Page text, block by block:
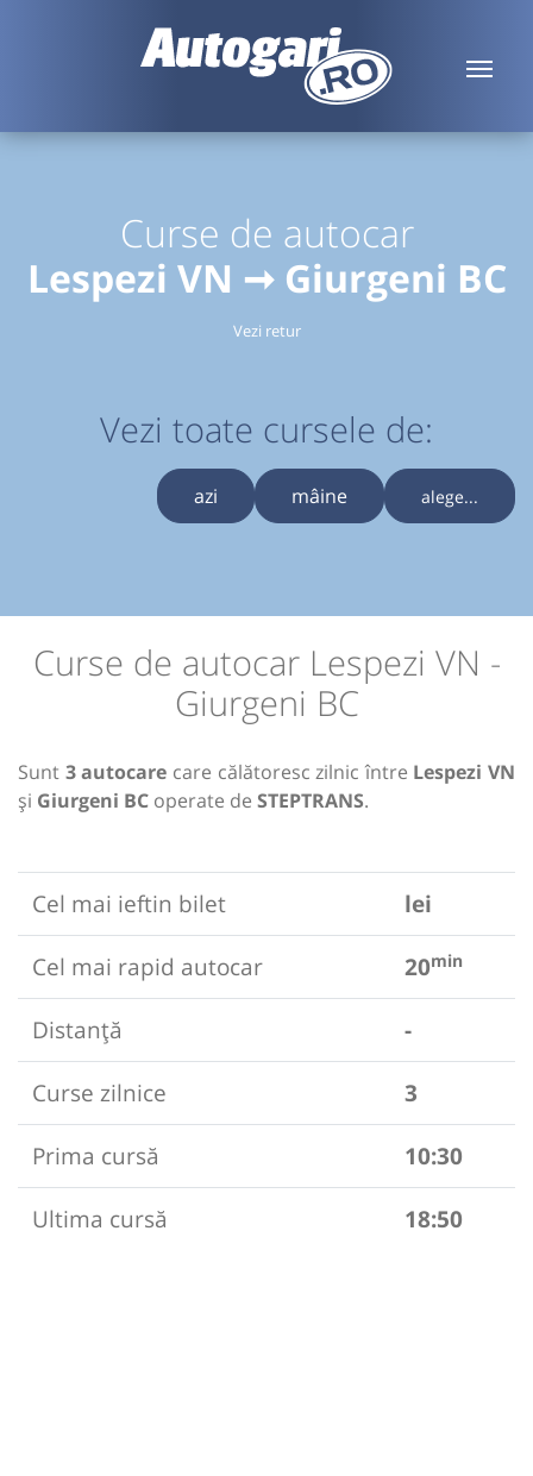
Curse de autocar
Lespezi VN ➞ Giurgeni BC
Vezi retur
Vezi toate cursele de:
azi mâine alege...
Curse de autocar Lespezi VN -
Giurgeni BC
Sunt 3 autocare care călătoresc zilnic între Lespezi VN
și Giurgeni BC operate de STEPTRANS.
Cel mai ieftin bilet
lei
Cel mai rapid autocar
20min
Distanță
-
Curse zilnice
3
Prima cursă
10:30
Ultima cursă
18:50